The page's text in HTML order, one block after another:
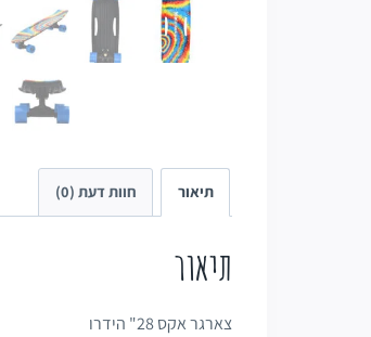
תיאור חוות דעת (0)
תיאור
צארגר אקס 28" הידרו